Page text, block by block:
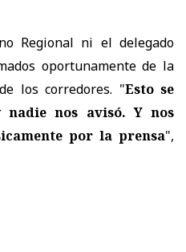
Regional ni el delegado
oportunamente de la
los corredores. "Esto se
nos avisó. Y nos
por la prensa",